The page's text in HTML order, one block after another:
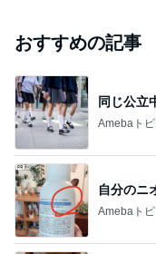
おすすめの記事
同じ公立
Amebaト
自分のニ
Amebaト